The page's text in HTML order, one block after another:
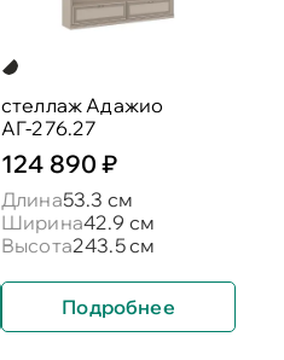
стеллаж Адажио
АГ-276.27
124 890 ₽
Длина53.3 см
Ширина42.9 см
Высота243.5 см
Подробнее